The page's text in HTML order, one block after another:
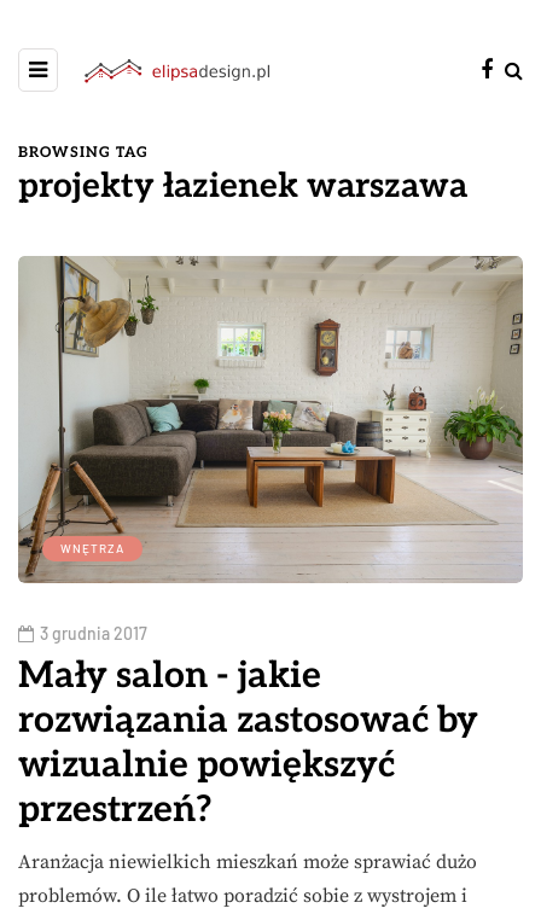
BROWSING TAG
projekty łazienek warszawa
WNĘTRZA
3 grudnia 2017
Mały salon - jakie
rozwiązania zastosować by
wizualnie powiększyć
przestrzeń?
Aranżacja niewielkich mieszkań może sprawiać dużo
problemów. O ile łatwo poradzić sobie z wystrojem i